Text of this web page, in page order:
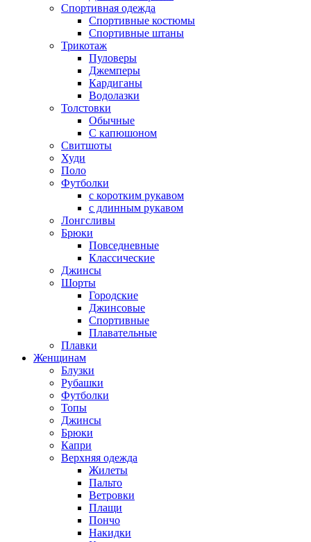
Спортивная одежда
Спортивные костюмы
Спортивные штаны
Трикотаж
Пуловеры
Джемперы
Кардиганы
Водолазки
Толстовки
Обычные
С капюшоном
Свитшоты
Худи
Поло
Футболки
с коротким рукавом
с длинным рукавом
Лонгсливы
Брюки
Повседневные
Классические
Джинсы
Шорты
Городские
Джинсовые
Спортивные
Плавательные
Плавки
Женщинам
Блузки
Рубашки
Футболки
Топы
Джинсы
Брюки
Капри
Верхняя одежда
Жилеты
Пальто
Ветровки
Плащи
Пончо
Накидки